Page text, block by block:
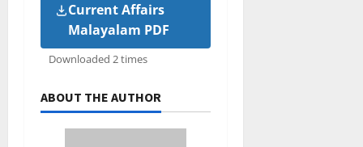
Current Affairs
Malayalam PDF
Downloaded 2 times
ABOUT THE AUTHOR